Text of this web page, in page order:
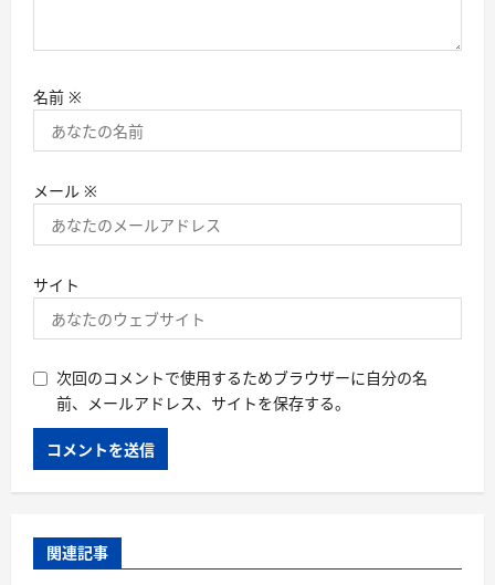
名前 ※
メール ※
サイト
次回のコメントで使用するためブラウザーに自分の名
前、メールアドレス、サイトを保存する。
関連記事